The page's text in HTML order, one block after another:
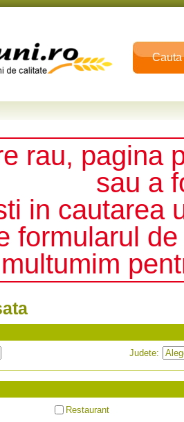
rau, pagina
sau a
in cautarea
formularul
Judete:
Restaurant